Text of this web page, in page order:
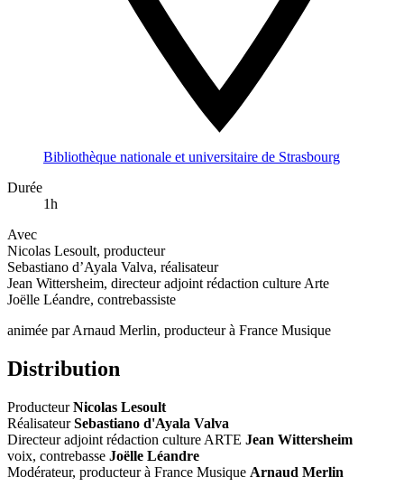
Bibliothèque nationale et universitaire de Strasbourg
Durée
1h
Avec
Nicolas Lesoult, producteur
Sebastiano d’Ayala Valva, réalisateur
Jean Wittersheim, directeur adjoint rédaction culture Arte
Joëlle Léandre, contrebassiste
animée par Arnaud Merlin, producteur à France Musique
Distribution
ProducteurNicolas Lesoult
RéalisateurSebastiano d'Ayala Valva
Directeur adjoint rédaction culture ARTE Jean Wittersheim
voix, contrebasse Joëlle Léandre
Modérateur, producteur à France Musique Arnaud Merlin